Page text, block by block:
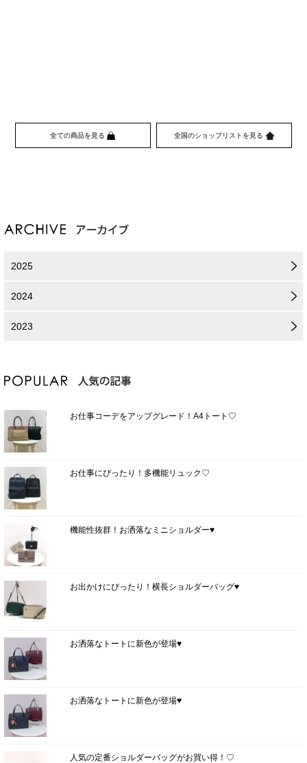
全ての商品を見る 全国のショップリストを見る
2025
2024
2023
お仕事コーデをアップグレード！A4トート♡
お仕事にぴったり！多機能リュック♡
機能性抜群！お洒落なミニショルダー♥
お出かけにぴったり！横長ショルダーバッグ♥
お洒落なトートに新色が登場♥
お洒落なトートに新色が登場♥
人気の定番ショルダーバッグがお買い得！♡